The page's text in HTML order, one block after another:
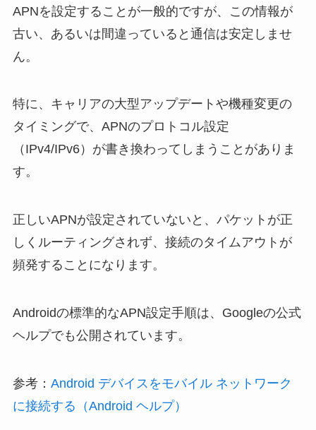
APNを設定することが一般的ですが、この情報が
古い、あるいは間違っていると通信は安定しませ
ん。
特に、キャリアの大型アップデートや機種変更の
タイミングで、APNのプロトコル設定
（IPv4/IPv6）が書き換わってしまうことがありま
す。
正しいAPNが設定されていないと、パケットが正
しくルーティングされず、接続のタイムアウトが
頻発することになります。
Androidの標準的なAPN設定手順は、Googleの公式
ヘルプでも公開されています。
参考： Android デバイスをモバイル ネットワーク
に接続する（Android ヘルプ）